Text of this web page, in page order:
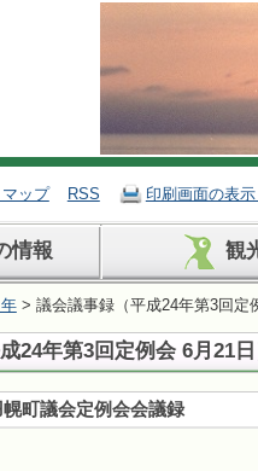
ップ RSS 印刷画面の表示
情報 観
> 議会議事録（平成24年第3回定
24年第3回定例会 6月21日
町議会定例会会議録